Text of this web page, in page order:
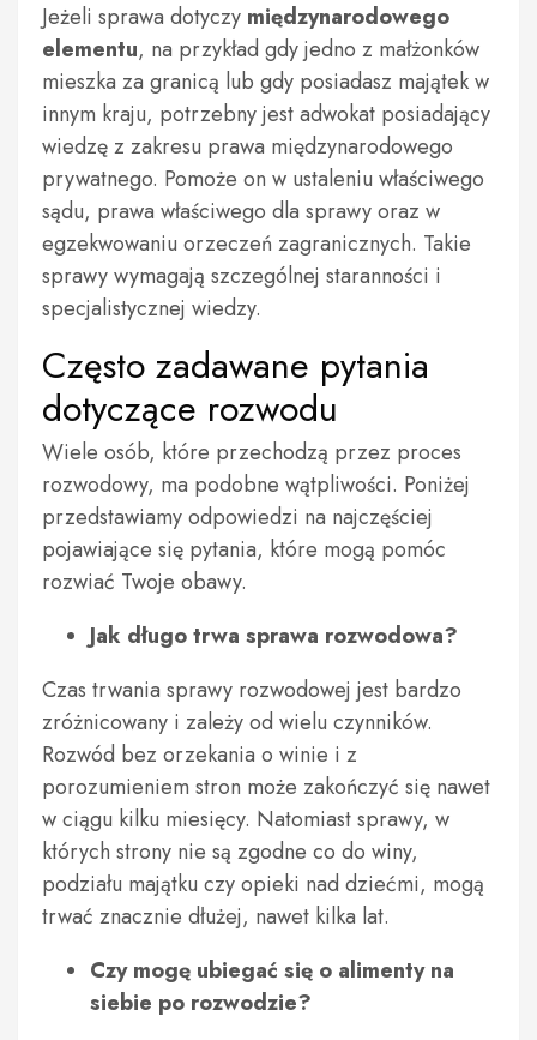
Jeżeli sprawa dotyczy międzynarodowego
elementu, na przykład gdy jedno z małżonków
mieszka za granicą lub gdy posiadasz majątek w
innym kraju, potrzebny jest adwokat posiadający
wiedzę z zakresu prawa międzynarodowego
prywatnego. Pomoże on w ustaleniu właściwego
sądu, prawa właściwego dla sprawy oraz w
egzekwowaniu orzeczeń zagranicznych. Takie
sprawy wymagają szczególnej staranności i
specjalistycznej wiedzy.
Często zadawane pytania
dotyczące rozwodu
Wiele osób, które przechodzą przez proces
rozwodowy, ma podobne wątpliwości. Poniżej
przedstawiamy odpowiedzi na najczęściej
pojawiające się pytania, które mogą pomóc
rozwiać Twoje obawy.
Jak długo trwa sprawa rozwodowa?
Czas trwania sprawy rozwodowej jest bardzo
zróżnicowany i zależy od wielu czynników.
Rozwód bez orzekania o winie i z
porozumieniem stron może zakończyć się nawet
w ciągu kilku miesięcy. Natomiast sprawy, w
których strony nie są zgodne co do winy,
podziału majątku czy opieki nad dziećmi, mogą
trwać znacznie dłużej, nawet kilka lat.
Czy mogę ubiegać się o alimenty na
siebie po rozwodzie?